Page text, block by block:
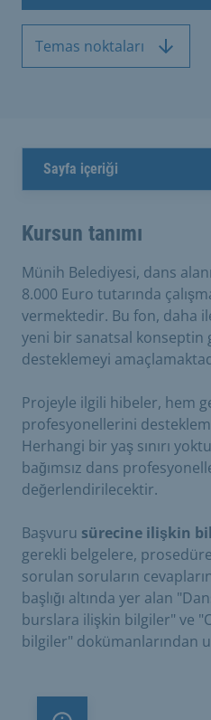
Temas noktaları
Sayfa içeriği
Kursun tanımı
Münih Belediyesi, dans
8.000 Euro tutarında
vermektedir. Bu fon, daha
yeni bir sanatsal konseptin
desteklemeyi
Projeyle ilgili hibeler, hem
profesyonellerini
Herhangi bir yaş sınırı
bağımsız dans
değerlendirilecektir.
Başvuru sürecine ilişkin
gerekli belgelere,
sorulan soruların
başlığı altında yer alan
burslara ilişkin bilgiler" ve
bilgiler" dokümanlarından